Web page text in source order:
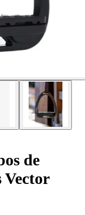
de
Vector